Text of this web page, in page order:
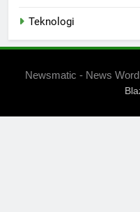
Teknologi
Newsmatic - News